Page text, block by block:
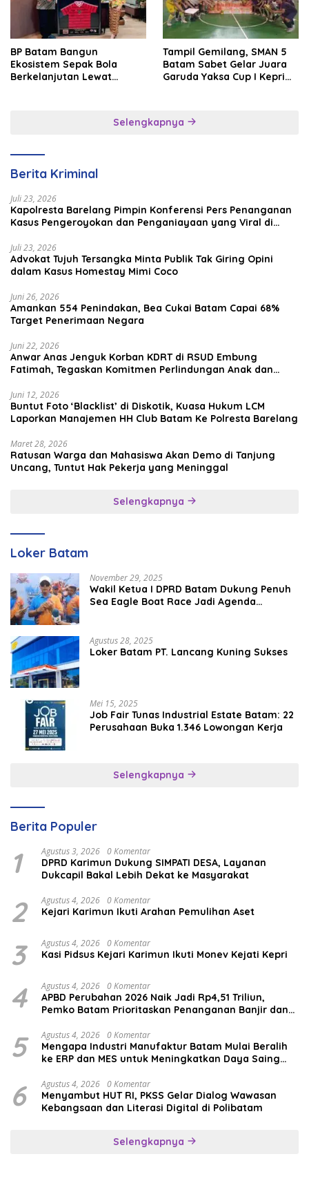
BP Batam Bangun
Ekosistem Sepak Bola
Berkelanjutan Lewat
Tampil Gemilang, SMAN 5
Batam Sabet Gelar Juara
Garuda Yaksa Cup I Kepri
Selengkapnya
Berita Kriminal
Juli 23, 2026
Kapolresta Barelang Pimpin Konferensi Pers Penanganan
Kasus Pengeroyokan dan Penganiayaan yang Viral di
Juli 23, 2026
Advokat Tujuh Tersangka Minta Publik Tak Giring Opini
dalam Kasus Homestay Mimi Coco
Juni 26, 2026
Amankan 554 Penindakan, Bea Cukai Batam Capai 68%
Target Penerimaan Negara
Juni 22, 2026
Anwar Anas Jenguk Korban KDRT di RSUD Embung
Fatimah, Tegaskan Komitmen Perlindungan Anak dan
Juni 12, 2026
Buntut Foto ‘Blacklist’ di Diskotik, Kuasa Hukum LCM
Laporkan Manajemen HH Club Batam Ke Polresta Barelang
Maret 28, 2026
Ratusan Warga dan Mahasiswa Akan Demo di Tanjung
Uncang, Tuntut Hak Pekerja yang Meninggal
Selengkapnya
Loker Batam
November 29, 2025
Wakil Ketua I DPRD Batam Dukung Penuh
Sea Eagle Boat Race Jadi Agenda
Agustus 28, 2025
Loker Batam PT. Lancang Kuning Sukses
Mei 15, 2025
Job Fair Tunas Industrial Estate Batam: 22
Perusahaan Buka 1.346 Lowongan Kerja
Selengkapnya
Berita Populer
1 Agustus 3, 2026 0 Komentar
DPRD Karimun Dukung SIMPATI DESA, Layanan
Dukcapil Bakal Lebih Dekat ke Masyarakat
2 Agustus 4, 2026 0 Komentar
Kejari Karimun Ikuti Arahan Pemulihan Aset
3 Agustus 4, 2026 0 Komentar
Kasi Pidsus Kejari Karimun Ikuti Monev Kejati Kepri
4 Agustus 4, 2026 0 Komentar
APBD Perubahan 2026 Naik Jadi Rp4,51 Triliun,
Pemko Batam Prioritaskan Penanganan Banjir dan
5 Agustus 4, 2026 0 Komentar
Mengapa Industri Manufaktur Batam Mulai Beralih
ke ERP dan MES untuk Meningkatkan Daya Saing
6 Agustus 4, 2026 0 Komentar
Menyambut HUT RI, PKSS Gelar Dialog Wawasan
Kebangsaan dan Literasi Digital di Polibatam
Selengkapnya